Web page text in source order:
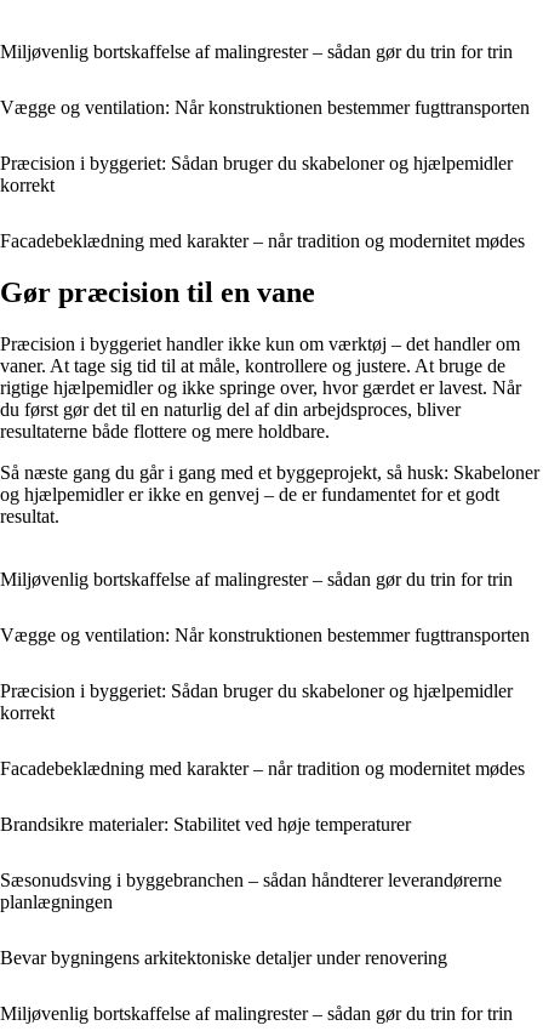
Miljøvenlig bortskaffelse af malingrester – sådan gør du trin for trin
Vægge og ventilation: Når konstruktionen bestemmer fugttransporten
Præcision i byggeriet: Sådan bruger du skabeloner og hjælpemidler
korrekt
Facadebeklædning med karakter – når tradition og modernitet mødes
Gør præcision til en vane
Præcision i byggeriet handler ikke kun om værktøj – det handler om
vaner. At tage sig tid til at måle, kontrollere og justere. At bruge de
rigtige hjælpemidler og ikke springe over, hvor gærdet er lavest. Når
du først gør det til en naturlig del af din arbejdsproces, bliver
resultaterne både flottere og mere holdbare.
Så næste gang du går i gang med et byggeprojekt, så husk: Skabeloner
og hjælpemidler er ikke en genvej – de er fundamentet for et godt
resultat.
Miljøvenlig bortskaffelse af malingrester – sådan gør du trin for trin
Vægge og ventilation: Når konstruktionen bestemmer fugttransporten
Præcision i byggeriet: Sådan bruger du skabeloner og hjælpemidler
korrekt
Facadebeklædning med karakter – når tradition og modernitet mødes
Brandsikre materialer: Stabilitet ved høje temperaturer
Sæsonudsving i byggebranchen – sådan håndterer leverandørerne
planlægningen
Bevar bygningens arkitektoniske detaljer under renovering
Miljøvenlig bortskaffelse af malingrester – sådan gør du trin for trin